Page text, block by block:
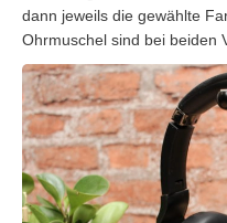
dann jeweils die gewählte
Ohrmuschel sind bei beiden